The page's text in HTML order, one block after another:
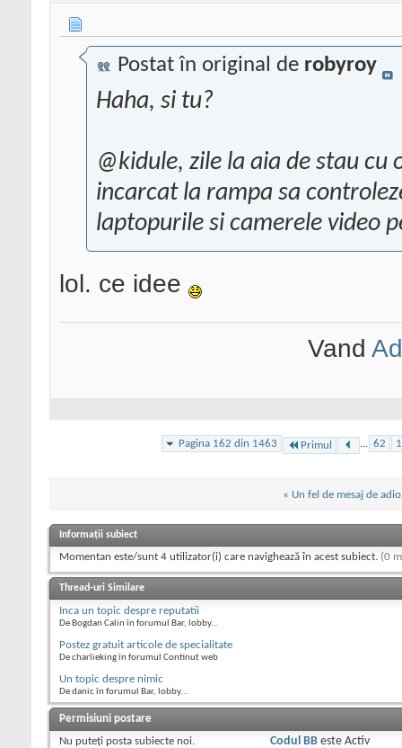
Postat în original de robyroy
Haha, si tu?
@kidule, zile la aia de stau
incarcat la rampa sa
laptopurile si camerele video
lol. ce idee
Vand
Pagina 162 din 1463 Primul ... 62
« Un fel de mesaj de adio
Informații subiect
Momentan este/sunt 4 utilizator(i) care navighează în acest subiect. (0
Thread-uri Similare
Inca un topic despre reputatii
De Bogdan Calin în forumul Bar, lobby...
Postez gratuit articole de specialitate
De charlieking în forumul Continut web
Un topic despre nimic
De danic în forumul Bar, lobby...
Permisiuni postare
Nu puteţi posta subiecte noi.
Codul BBeste Activ